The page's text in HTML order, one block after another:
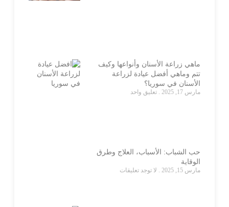
ماهي زراعة الأسنان وأنواعها وكيف
تتم وماهي أفضل عيادة لزراعة
الأسنان في سوريا؟
مارس 17, 2025 تعليق واحد
حب الشباب: الأسباب، العلاج وطرق
الوقاية
مارس 15, 2025 لا توجد تعليقات